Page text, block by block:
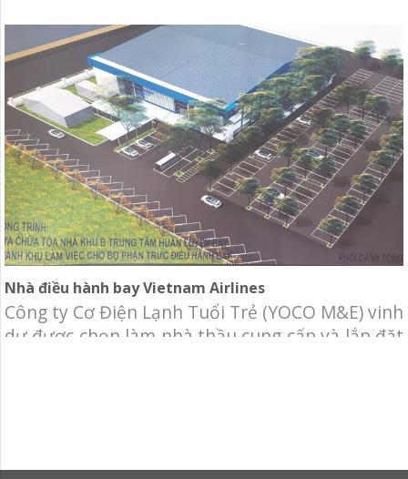
Chủ đầu tư: Thẩm mỹ viện Hàn Quốc. Địa điểm:
Trần Nhật Duật, Phường Tân Định, Quận 1, TP.
HCM. Hạng mục: Thiết kế và thi
Nhà điều hành bay Vietnam Airlines
Công ty Cơ Điện Lạnh Tuổi Trẻ (YOCO M&E) vinh
dự được chọn làm nhà thầu cung cấp và lắp đặt